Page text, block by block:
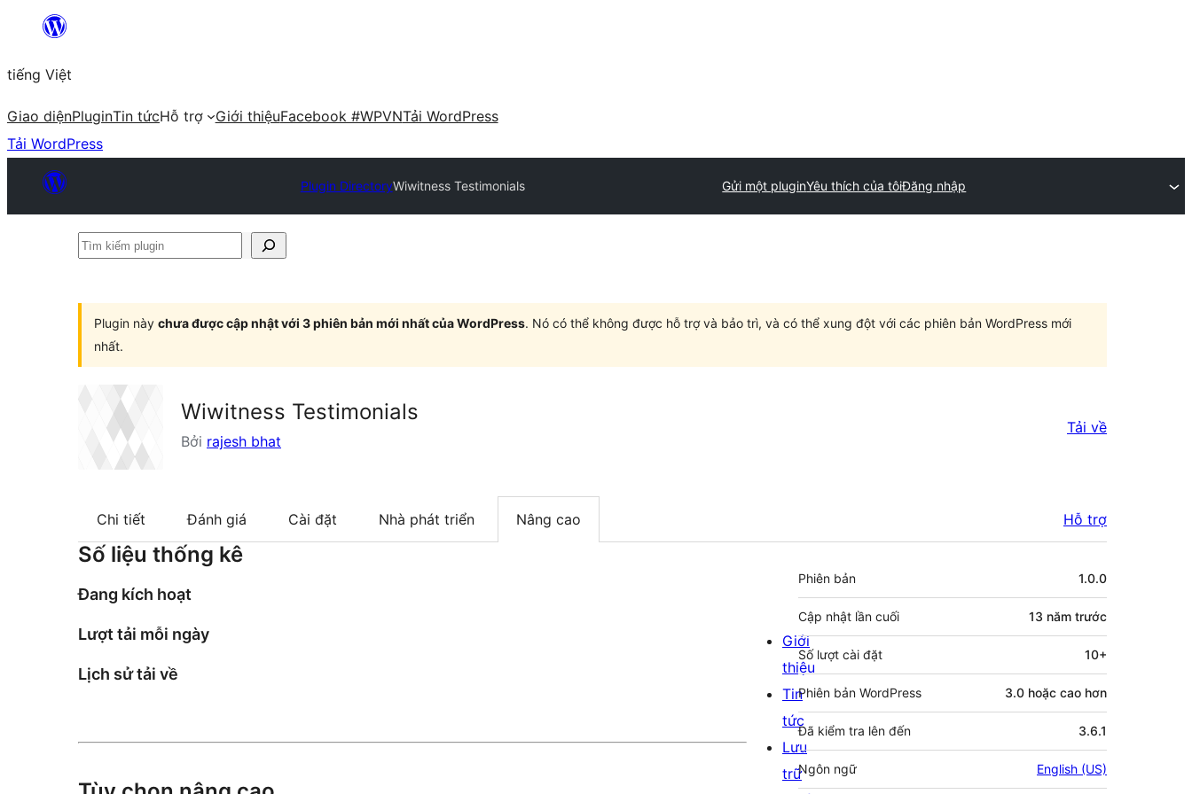
Chuyển
phần
nội
dung
tiếng Việt
Giao diệnPluginTin tứcHỗ trợ Giới thiệuFacebook #WPVNTải WordPress
Tải WordPress
Plugin DirectoryWiwitness Testimonials Gửi một pluginYêu thích của tôiĐăng nhập
Tìm
Plugin này chưa được cập nhật với 3 phiên bản mới nhất của WordPress. Nó có thể không được hỗ trợ và bảo trì, và có thể xung đột với các phiên bản WordPress mới
nhất.
Wiwitness Testimonials
Bởi rajesh bhat
Tải về
Chi tiết Đánh giá Cài đặt Nhà phát triển Nâng cao Hỗ trợ
Số liệu thống kê
Đang kích hoạt
Lượt tải mỗi ngày
Lịch sử tải về
Meta
Phiên bản 1.0.0
Cập nhật lần cuối 13 năm trước
Số lượt cài đặt 10+
Phiên bản WordPress 3.0 hoặc cao hơn
Đã kiểm tra lên đến 3.6.1
Ngôn ngữ English (US)
Giới
thiệu
Tin
tức
Lưu
trữ